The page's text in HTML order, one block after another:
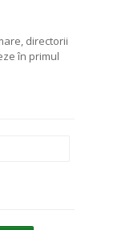
directorii
în primul